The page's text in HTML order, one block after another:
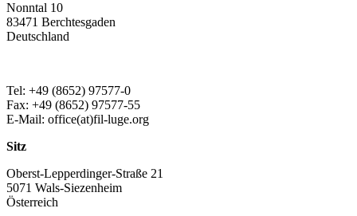
Nonntal 10
83471 Berchtesgaden
Deutschland
Tel: +49 (8652) 97577-0
Fax: +49 (8652) 97577-55
E-Mail: office(at)fil-luge.org
Sitz
Oberst-Lepperdinger-Straße 21
5071 Wals-Siezenheim
Österreich